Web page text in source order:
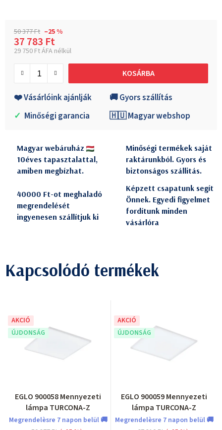
50 377 Ft –25 %
37 783 Ft
29 750 Ft ÁFA nélkül
KOSÁRBA
❤️ Vásárlóink ajánlják
🚚 Gyors szállítás
✓ Minőségi garancia 🇭🇺 Magyar webshop
Magyar webáruház
10éves tapasztalattal,
amiben megbízhat.
Minőségi termékek saját
raktárunkból. Gyors és
biztonságos szállitás.
40000 Ft-ot meghaladó
megrendelését
ingyenesen szállítjuk ki
Képzett csapatunk segít
Önnek. Egyedi figyelmet
fordítunk minden
vásárlóra
Kapcsolódó termékek
AKCIÓ
ÚJDONSÁG
EGLO 900058 Mennyezeti
lámpa TURCONA-Z
Megrendelèsre 7 napon belül 🚚
AKCIÓ
ÚJDONSÁG
EGLO 900059 Mennyezeti
lámpa TURCONA-Z
Megrendelèsre 7 napon belül 🚚